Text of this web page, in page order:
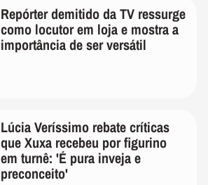
Repórter demitido da TV ressurge
como locutor em loja e mostra a
importância de ser versátil
Lúcia Veríssimo rebate críticas
que Xuxa recebeu por figurino
em turnê: 'É pura inveja e
preconceito'